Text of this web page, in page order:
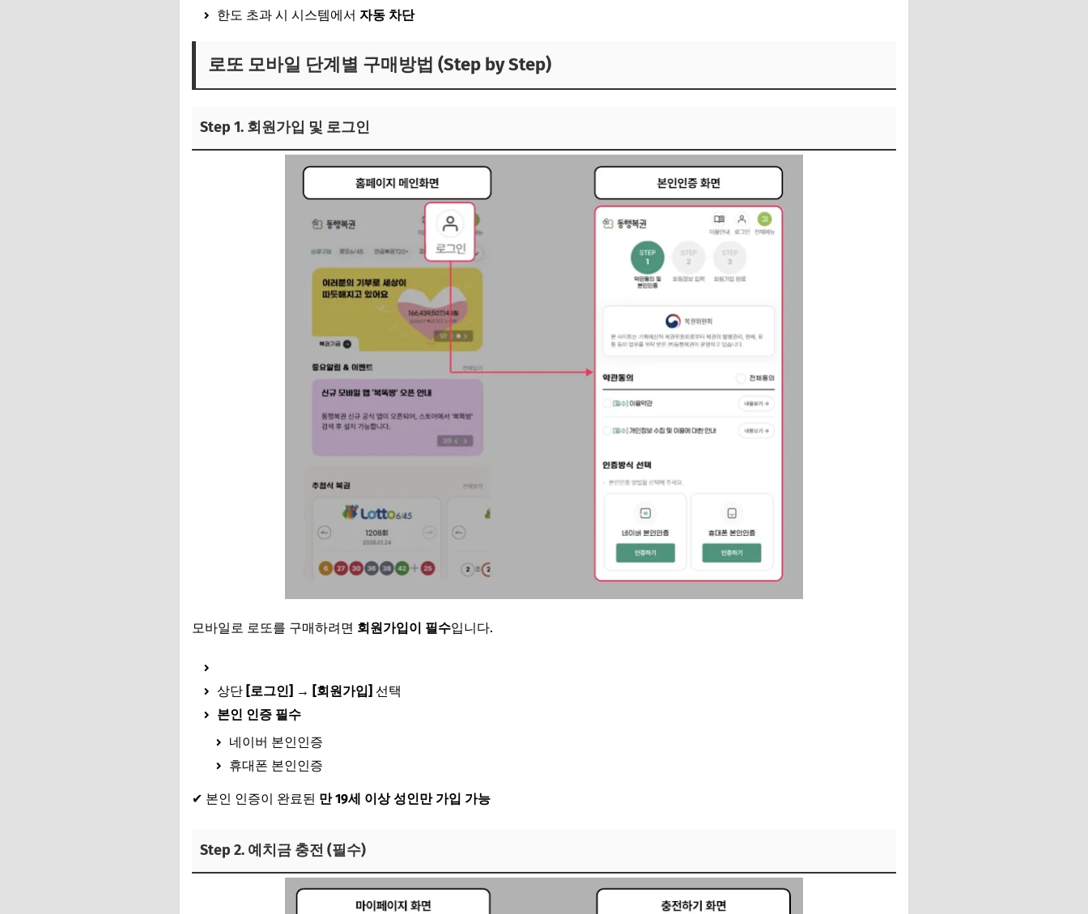
한도 초과 시 시스템에서 자동 차단
로또 모바일 단계별 구매방법 (Step by Step)
Step 1. 회원가입 및 로그인
모바일로 로또를 구매하려면 회원가입이 필수입니다.
상단 [로그인] → [회원가입] 선택
본인 인증 필수
네이버 본인인증
휴대폰 본인인증
✔ 본인 인증이 완료된 만 19세 이상 성인만 가입 가능
Step 2. 예치금 충전 (필수)